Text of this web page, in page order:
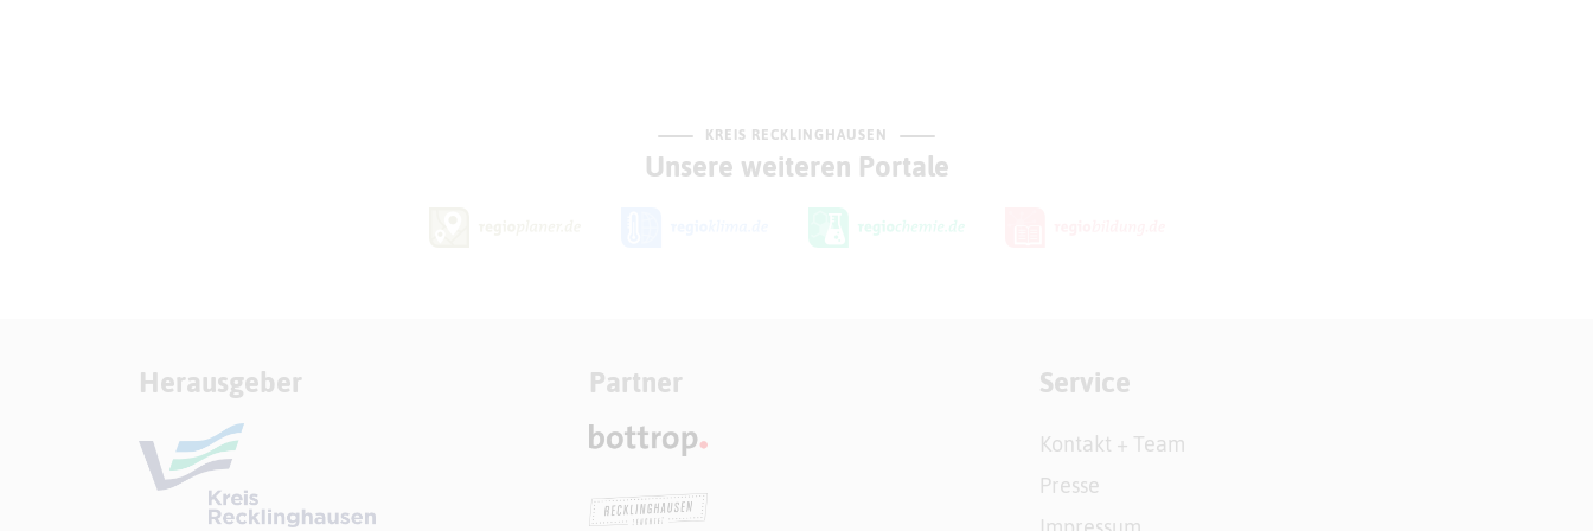
KREIS RECKLINGHAUSEN
Unsere weiteren Portale
Herausgeber Partner Service
Kontakt + Team
Presse